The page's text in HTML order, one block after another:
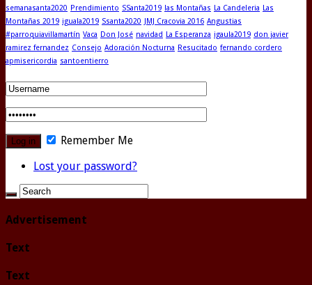
semanasanta2020 Prendimiento SSanta2019 las Montañas La Candeleria Las
Montañas 2019 iguala2019 Ssanta2020 JMJ Cracovia 2016 Angustias
#parroquiavillamartín Vaca Don José navidad La Esperanza igaula2019 don javier
ramirez fernandez Consejo Adoración Nocturna Resucitado fernando cordero
apmisericordia santoentierro
Remember Me
Lost your password?
Advertisement
Text
Text